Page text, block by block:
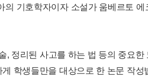
기호학자이자 소설가 움베르토
, 정리된 사고를 하는 법 등의 중요
학생들만을 대상으로 한 논문 작